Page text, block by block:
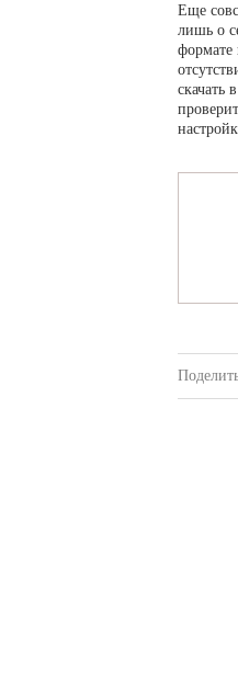
Еще
лишь о
формате
скачать